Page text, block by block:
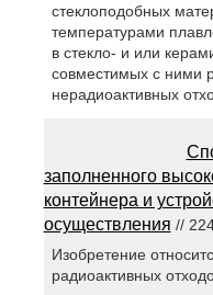
стеклоподобных
температурами
в стекло- и или
совместимых с ними
нерадиоактивных
заполненного
контейнера и
осуществления //
Изобретение
радиоактивных